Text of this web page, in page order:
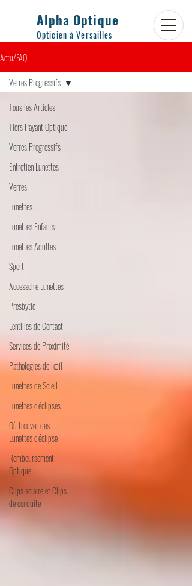
Alpha Optique
Opticien à Versailles
Actu/FAQ
Tous les Articles
Tiers Payant Optique
Verres Progressifs
Entretien Lunettes
Verres
Lunettes
Lunettes Enfants
Lunettes Adultes
Sport
Accessoire Lunettes
Presbytie
Lentilles de Contact
Services de Proximité
Pathologies de l'œil
Lunettes de Soleil
Lunettes d'éclipses
Où trouver des
Lunettes d'éclipse
Remboursement
Optique
Clips solaire et Clips
de conduite
Verres Progressifs